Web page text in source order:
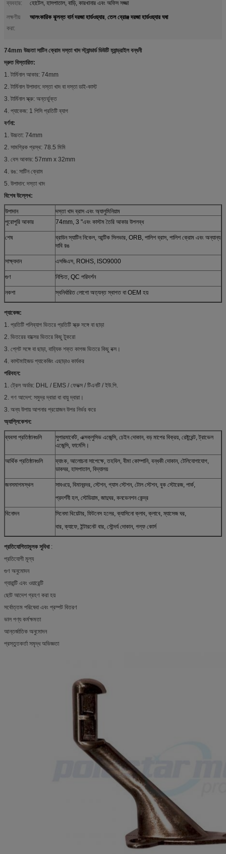
ব্যবহার:
হোটেল, হাসপাতাল, বাড়ি, কারখানার এবং অফিস সজ্জা
লক্ষণীয়
করা:
আলংকারিক ঝুলন্ত বার্ন দরজা হার্ডওয়্যার, তেল ব্রোঞ্জ দরজা হার্ডওয়্যার ঘষা
74mm উচ্চতা সাটিন ক্রোম দস্তা খাদ স্ট্যান্ডার্ড ডিউটি ​​হ্যান্ড্রাইল বন্ধনী
দ্রুত বিস্তারিত:
1. টার্মিনাল আকার: 74mm
2. টার্মিনাল উপাদান: দস্তা খাদ বা দস্তা ডাই-কাস্ট
3. টার্মিনাল স্ক্রু: অন্তর্ভুক্ত
4. প্যাকেজ: 1 পিসি প্রতিটি ব্যাগ
বর্ণনা:
1. উচ্চতা: 74mm
2. সামগ্রিক প্রস্থ: 78.5 মিমি
3. বেস আকার: 57mm x 32mm
4. রঙ: সাটিন ক্রোম
5. উপাদান: দস্তা খাদ
বিশেষ উল্লেখ:
উপাদান
দস্তা খাদ ব্রাস এবং অ্যালুমিনিয়াম
পুরোপুরি আকার
74mm, 3 "এবং কাস্টম তৈরি আকার উপলব্ধ
শেষ
ব্রাউন স্যাটিন নিকেল, আন্টিক সিলভার, ORB, পালিশ ব্রাস, পালিশ ক্রোম এবং অন্যান্য
দাবি রঙ
সাক্ষ্যদান এসজিএস, ROHS, ISO9000
গুণ নিশ্চিত, QC পরিদর্শন
নকশা স্বনির্ধারিত লোগো অত্যন্ত স্বাগত বা OEM হয়
প্যাকেজ:
1. প্রতিটি পলিব্যাগ ভিতরে প্রতিটি স্ক্রু সঙ্গে বা ছাড়া
2. ভিতরের বাক্সের ভিতরে কিছু টুকরো
3. প্লেট সঙ্গে বা ছাড়া, বাহ্যিক শক্ত কাগজ ভিতরে কিছু বক্স।
4. কাস্টমাইজড প্যাকেজিং এছাড়াও কার্যকর
পরিবহন:
1. ট্রেল অর্ডার: DHL / EMS / ফেডক্স / টিএনটি / ইউ.পি.
2. গণ আদেশ: সমুদ্র দ্বারা বা বায়ু দ্বারা।
3. অন্য উপায় আপনার প্রয়োজন উপর নির্ভর করে
অ্যাপ্লিকেশন:
ব্যবসা প্রতিষ্ঠানগুলি
সুপারমার্কেট, এক্সক্লুসিভ এজেন্সি, চেইন দোকান, বড় মাপের বিক্রয়, রেষ্টুরেন্ট, ট্রাভেল
এজেন্সি, ফার্মেসি।
আর্থিক প্রতিষ্ঠানগুলি
ব্যাংক, আলোচনা সাপেক্ষে, তহবিল, বীমা কোম্পানি, বন্ধকী দোকান, টেলিযোগাযোগ,
ডাকঘর, হাসপাতাল, বিদ্যালয়
জনসমাগমস্থল
সাবওয়ে, বিমানবন্দর, স্টেশন, গ্যাস স্টেশন, টোল স্টেশন, বুক স্টোরেজ, পার্ক,
প্রদর্শনী হল, স্টেডিয়াম, জাদুঘর, কনভেনশন কেন্দ্র
বিনোদন
সিনেমা থিয়েটার, ফিটনেস হলের, ক্যাসিনো ক্লাব, ক্লাবে, ম্যাসেজ ঘর,
বার, ক্যাফে, ইন্টারনেট বার, সৌন্দর্য দোকান, গল্ফ কোর্স
প্রতিযোগিতামূলক সুবিধা:
প্রতিযোগী মূল্য
গুণ অনুমোদন
গ্যারান্টি এবং ওয়ারেন্টি
ছোট আদেশ গ্রহণ করা হয়
সর্বোত্তম পরিষেবা এবং প্রম্পট বিতরণ
ভাল পণ্য কর্মক্ষমতা
আন্তর্জাতিক অনুমোদন
প্রস্তুতকর্তা সমৃদ্ধ অভিজ্ঞতা